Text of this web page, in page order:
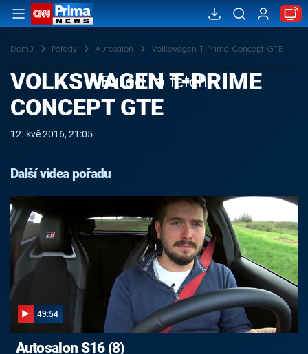
Domů Pořady Autosalon Volkswagen T-Prime Concept GTE
Failed to fetch
VOLKSWAGEN T-PRIME
CONCEPT GTE
12. kvě 2016, 21:05
Další videa pořadu
49:54
Autosalon S16 (8)